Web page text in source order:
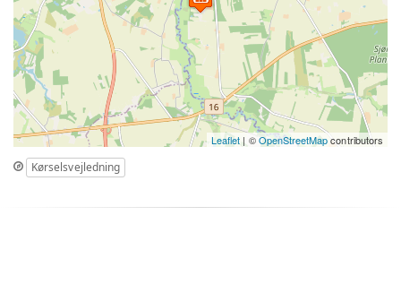
Leaflet | ©OpenStreetMapcontributors
Kørselsvejledning